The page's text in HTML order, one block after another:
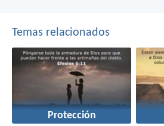
Temas relacionados
Protección